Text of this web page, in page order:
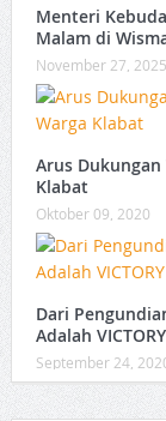
Menteri
Malam di
November 27, 2025
Arus Dukungan
Klabat
Oktober 09, 2020
Dari
Adalah
September 24,